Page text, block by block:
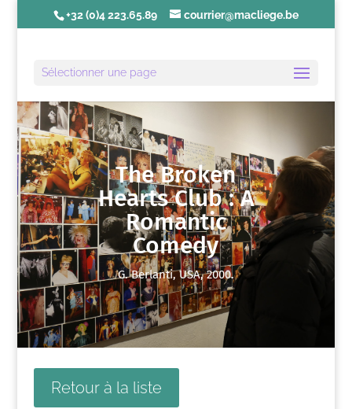
+32 (0)4 223.65.89 courrier@macliege.be
Sélectionner une page
The Broken
Hearts Club : A
Romantic
Comedy
G. Berlanti, USA, 2000.
Retour à la liste